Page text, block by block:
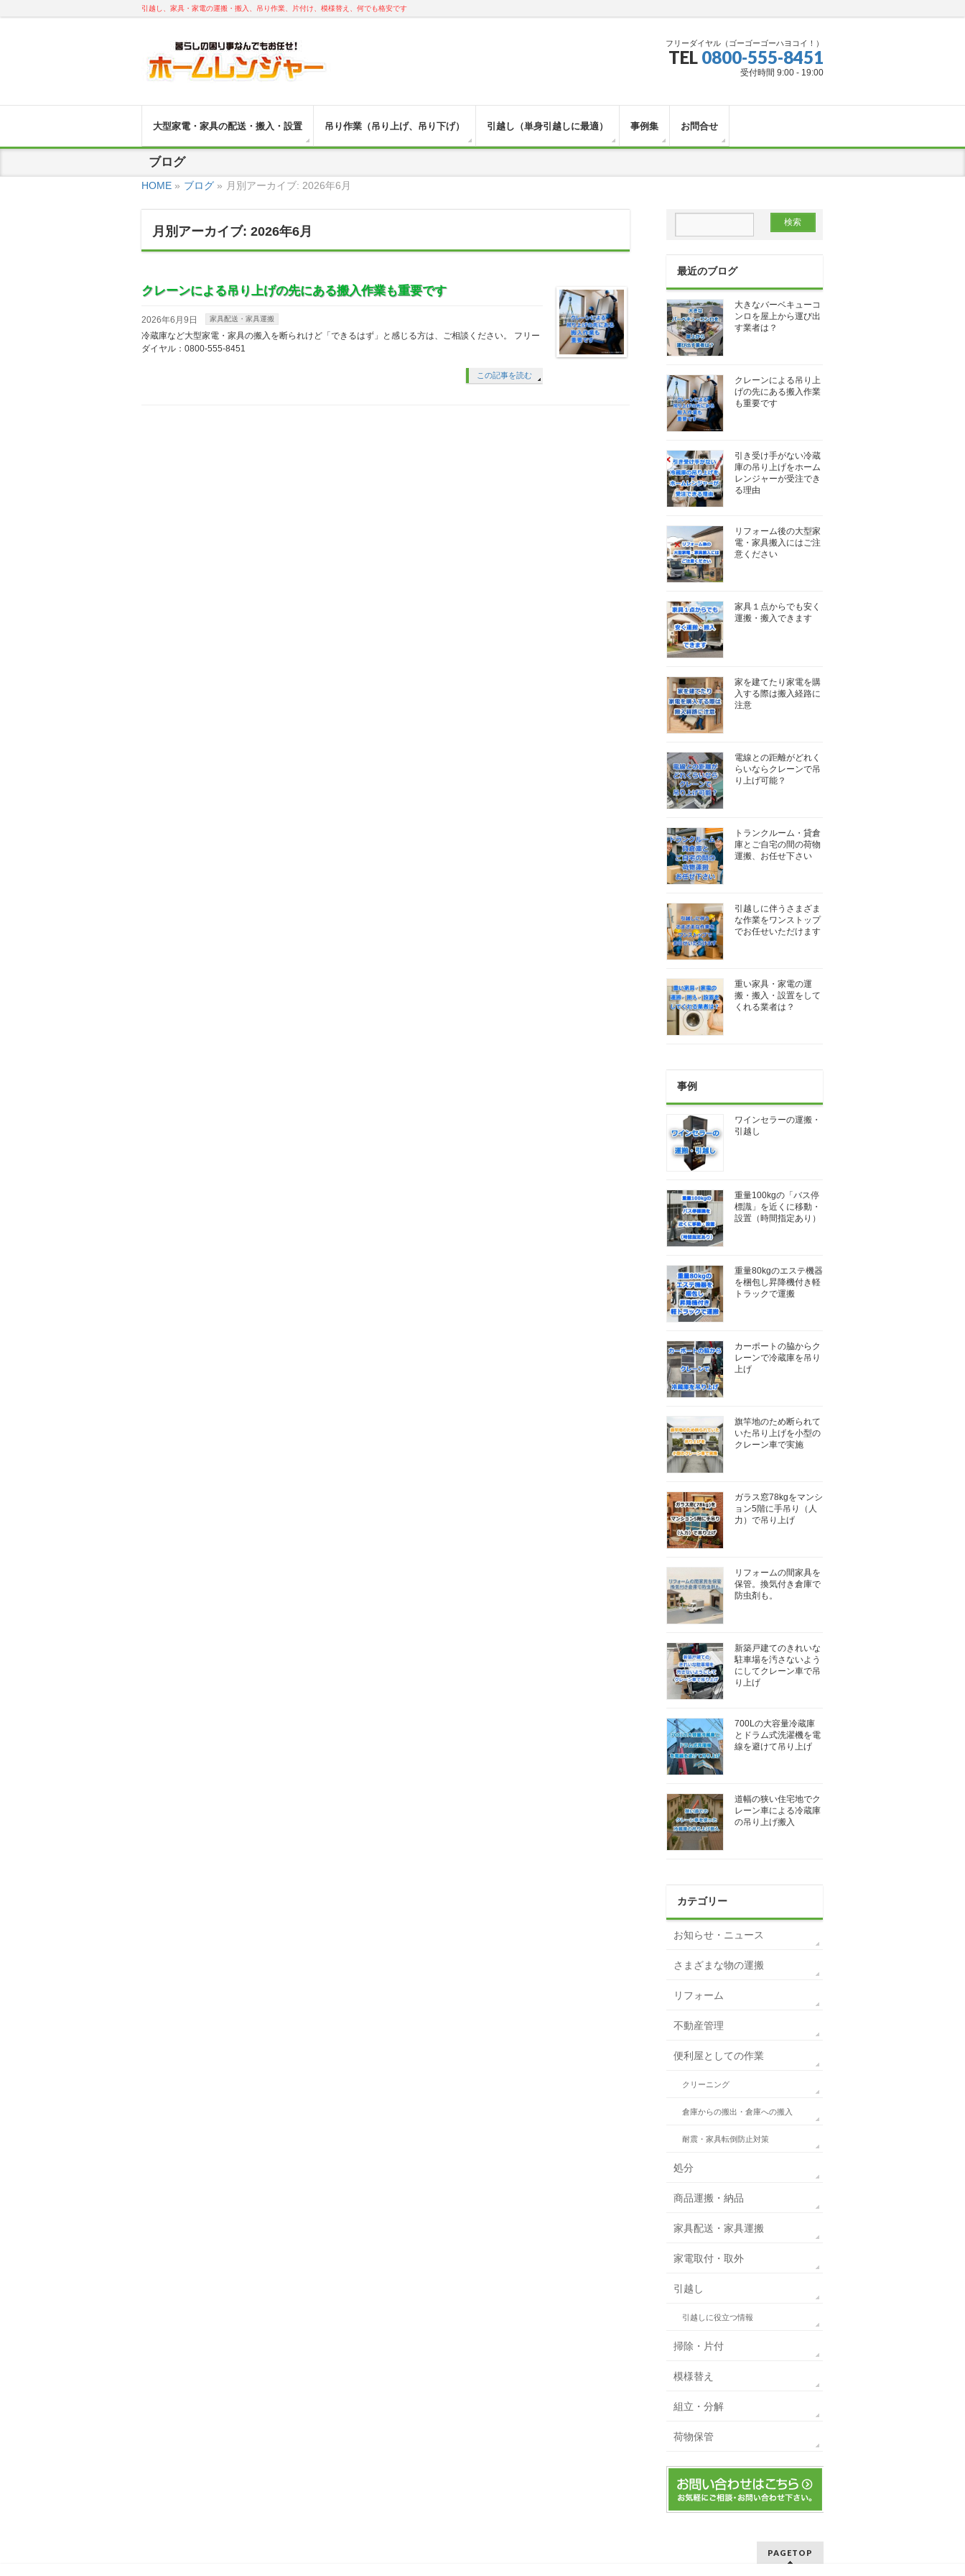
引越し、家具・家電の運搬・搬入、吊り作業、片付け、模様替え、何でも格安です
フリーダイヤル（ゴーゴーゴーハヨコイ！）
TEL 0800-555-8451
受付時間 9:00 - 19:00
大型家電・家具の配送・搬入・設置 吊り作業（吊り上げ、吊り下げ） 引越し（単身引越しに最適） 事例集 お問合せ
ブログ
HOME » ブログ » 月別アーカイブ: 2026年6月
月別アーカイブ: 2026年6月
クレーンによる吊り上げの先にある搬入作業も重要です
2026年6月9日 家具配送・家具運搬
冷蔵庫など大型家電・家具の搬入を断られけど「できるはず」と感じる方は、ご相談ください。 フリー
ダイヤル：0800-555-8451
この記事を読む
最近のブログ
大きなバーベキューコ
ンロを屋上から運び出
す業者は？
クレーンによる吊り上
げの先にある搬入作業
も重要です
引き受け手がない冷蔵
庫の吊り上げをホーム
レンジャーが受注でき
る理由
リフォーム後の大型家
電・家具搬入にはご注
意ください
家具１点からでも安く
運搬・搬入できます
家を建てたり家電を購
入する際は搬入経路に
注意
電線との距離がどれく
らいならクレーンで吊
り上げ可能？
トランクルーム・貸倉
庫とご自宅の間の荷物
運搬、お任せ下さい
引越しに伴うさまざま
な作業をワンストップ
でお任せいただけます
重い家具・家電の運
搬・搬入・設置をして
くれる業者は？
事例
ワインセラーの運搬・
引越し
重量100kgの「バス停
標識」を近くに移動・
設置（時間指定あり）
重量80kgのエステ機器
を梱包し昇降機付き軽
トラックで運搬
カーポートの脇からク
レーンで冷蔵庫を吊り
上げ
旗竿地のため断られて
いた吊り上げを小型の
クレーン車で実施
ガラス窓78kgをマンシ
ョン5階に手吊り（人
力）で吊り上げ
リフォームの間家具を
保管。換気付き倉庫で
防虫剤も。
新築戸建てのきれいな
駐車場を汚さないよう
にしてクレーン車で吊
り上げ
700Lの大容量冷蔵庫
とドラム式洗濯機を電
線を避けて吊り上げ
道幅の狭い住宅地でク
レーン車による冷蔵庫
の吊り上げ搬入
カテゴリー
お知らせ・ニュース
さまざまな物の運搬
リフォーム
不動産管理
便利屋としての作業
クリーニング
倉庫からの搬出・倉庫への搬入
耐震・家具転倒防止対策
処分
商品運搬・納品
家具配送・家具運搬
家電取付・取外
引越し
引越しに役立つ情報
掃除・片付
模様替え
組立・分解
荷物保管
PAGETOP